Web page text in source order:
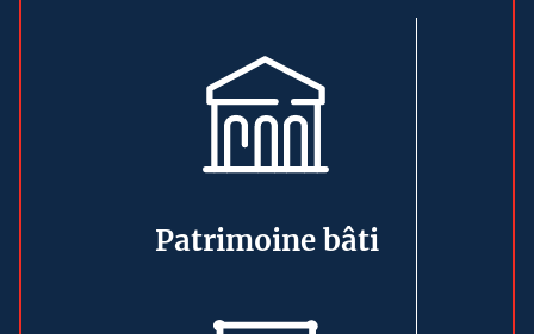
Patrimoine bâti